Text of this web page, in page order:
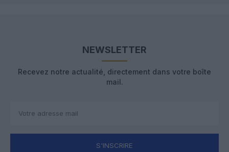
NEWSLETTER
Recevez notre actualité, directement dans votre boîte
mail.
S'INSCRIRE